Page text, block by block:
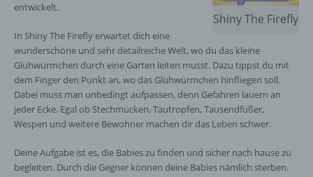
Shiny The Firefly
entwickelt.
In Shiny The Firefly erwartet dich eine
wunderschöne und sehr detailreiche Welt, wo du das kleine
Glühwürmchen durch eine Garten leiten musst. Dazu tippst du mit
dem Finger den Punkt an, wo das Glühwürmchen hinfliegen soll.
Dabei muss man unbedingt aufpassen, denn Gefahren lauern an
jeder Ecke. Egal ob Stechmücken, Tautropfen, Tausendfüßer,
Wespen und weitere Bewohner machen dir das Leben schwer.
Deine Aufgabe ist es, die Babies zu finden und sicher nach hause zu
begleiten. Durch die Gegner können deine Babies nämlich sterben.